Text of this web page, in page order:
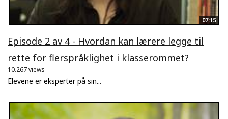
07:15
Episode 2 av 4 - Hvordan kan lærere legge til
rette for flerspråklighet i klasserommet?
10.267 views
Elevene er eksperter på sin...